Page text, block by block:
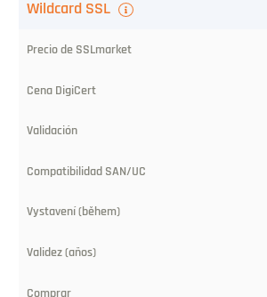
(desde)
Validez
(años)
Pedir
Wildcard SSL